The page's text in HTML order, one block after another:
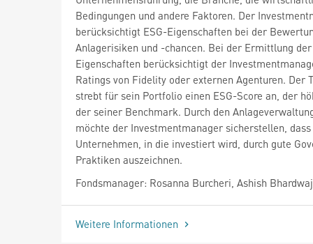
Bedingungen und andere Faktoren. Der
berücksichtigt ESG-Eigenschaften bei der
Anlagerisiken und -chancen. Bei der Ermittlung der
Eigenschaften berücksichtigt der
Ratings von Fidelity oder externen Agenturen. Der
strebt für sein Portfolio einen ESG-Score an, der
der seiner Benchmark. Durch den
möchte der Investmentmanager sicherstellen,
Unternehmen, in die investiert wird, durch gute
Praktiken auszeichnen.
Fondsmanager: Rosanna Burcheri, Ashish Bhardwaj
Weitere Informationen